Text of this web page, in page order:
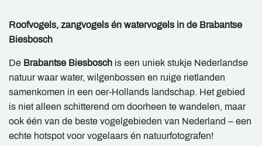
Roofvogels, zangvogels én watervogels in de Brabantse
Biesbosch
De Brabantse Biesbosch is een uniek stukje Nederlandse
natuur waar water, wilgenbossen en ruige rietlanden
samenkomen in een oer-Hollands landschap. Het gebied
is niet alleen schitterend om doorheen te wandelen, maar
ook één van de beste vogelgebieden van Nederland – een
echte hotspot voor vogelaars én natuurfotografen!